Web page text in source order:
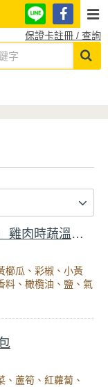
保證卡註冊 / 查詢
雞肉時蔬溫沙拉
櫛瓜、彩椒、小黃
料、橄欖油、鹽、氣
、蘆筍、紅蘿蔔、